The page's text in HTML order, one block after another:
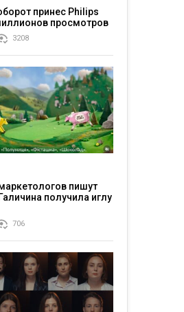
принес Philips
просмотров
3208
пишут
получила иглу
706